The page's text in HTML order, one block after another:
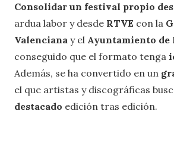
Consolidar un festival propio
ardua labor y desde RTVE con la
Valenciana y el Ayuntamiento de
conseguido que el formato tenga
Además, se ha convertido en un
el que artistas y discográficas
destacado edición tras edición.